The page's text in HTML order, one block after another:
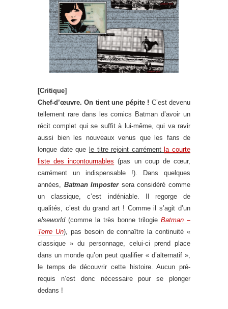
[Critique]
Chef-d’œuvre. On tient une pépite ! C’est devenu
tellement rare dans les comics Batman d’avoir un
récit complet qui se suffit à lui-même, qui va ravir
aussi bien les nouveaux venus que les fans de
longue date que le titre rejoint carrémentla courte
liste des incontournables (pas un coup de cœur,
carrément un indispensable !). Dans quelques
années, Batman Impostersera considéré comme
un classique, c’est indéniable. Il regorge de
qualités, c’est du grand art ! Comme il s’agit d’un
elseworld(comme la très bonne trilogie Batman –
Terre Un), pas besoin de connaître la continuité «
classique » du personnage, celui-ci prend place
dans un monde qu’on peut qualifier « d’alternatif »,
le temps de découvrir cette histoire. Aucun pré-
requis n’est donc nécessaire pour se plonger
dedans !